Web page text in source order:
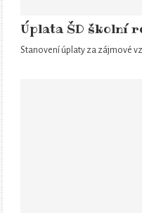
Úplata ŠD školní
Stanovení úplaty za zájmové